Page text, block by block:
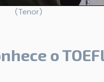
(Tenor)
o